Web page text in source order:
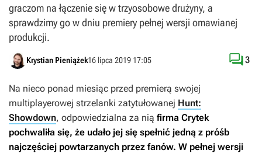
graczom na łączenie się w trzyosobowe drużyny, a
sprawdzimy go w dniu premiery pełnej wersji omawianej
produkcji.
Krystian Pieniążek16 lipca 2019 17:05 3
Na nieco ponad miesiąc przed premierą swojej
multiplayerowej strzelanki zatytułowanej Hunt:
Showdown, odpowiedzialna za nią firma Crytek
pochwaliła się, że udało jej się spełnić jedną z próśb
najczęściej powtarzanych przez fanów. W pełnej wersji